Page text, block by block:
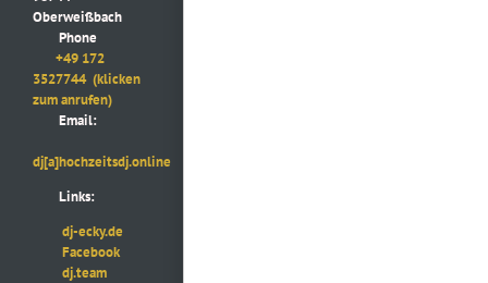
Oberweißbach
Phone
+49 172
3527744 (klicken
zum anrufen)
Email:
dj[a]hochzeitsdj.online
Links:
dj-ecky.de
Facebook
dj.team